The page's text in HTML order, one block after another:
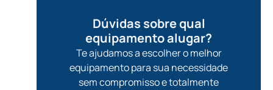
Dúvidas sobre qual
equipamento alugar?
Te ajudamos a escolher o melhor
equipamento para sua necessidade
sem compromisso e totalmente